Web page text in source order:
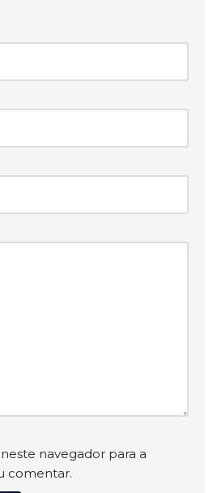
navegador para a
comentar.